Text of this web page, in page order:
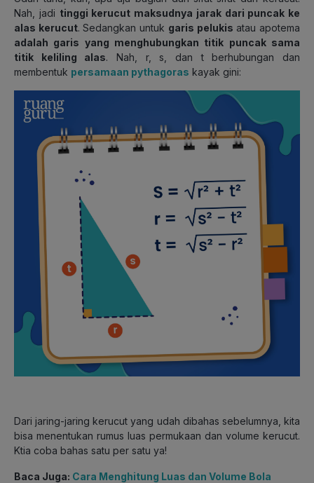
Nah, jadi tinggi kerucut maksudnya jarak dari puncak ke
alas kerucut. Sedangkan untuk garis pelukis atau apotema
adalah garis yang menghubungkan titik puncak sama
titik keliling alas. Nah, r, s, dan t berhubungan dan
membentuk persamaan pythagoras kayak gini:
Dari jaring-jaring kerucut yang udah dibahas sebelumnya, kita
bisa menentukan rumus luas permukaan dan volume kerucut.
Ktia coba bahas satu per satu ya!
Baca Juga: Cara Menghitung Luas dan Volume Bola